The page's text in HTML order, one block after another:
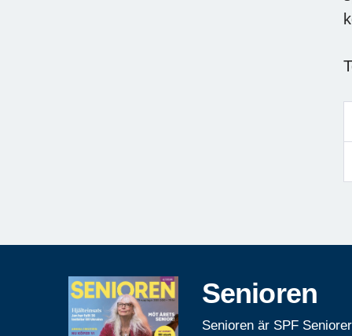
Senioren
Senioren är SPF